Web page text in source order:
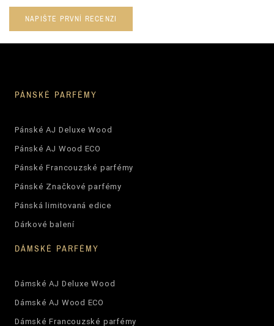
NAPIŠTE PRVNÍ RECENZI
PÁNSKÉ PARFÉMY
Pánské AJ Deluxe Wood
Pánské AJ Wood ECO
Pánské Francouzské parfémy
Pánské Značkové parfémy
Pánská limitovaná edice
Dárkové balení
DÁMSKÉ PARFÉMY
Dámské AJ Deluxe Wood
Dámské AJ Wood ECO
Dámské Francouzské parfémy